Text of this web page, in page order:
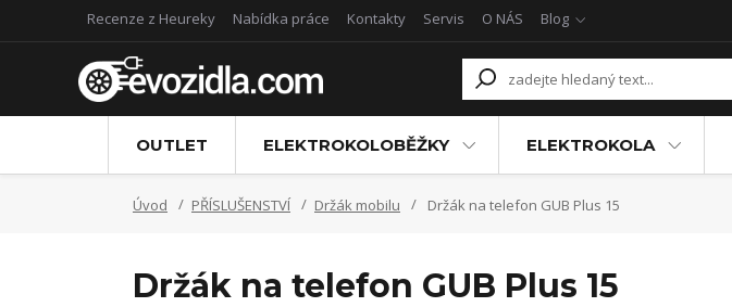
Recenze z Heureky Nabídka práce Kontakty Servis O NÁS Blog
OUTLET ELEKTROKOLOBĚŽKY ELEKTROKOLA
Úvod PŘÍSLUŠENSTVÍ Držák mobilu Držák na telefon GUB Plus 15
Držák na telefon GUB Plus 15